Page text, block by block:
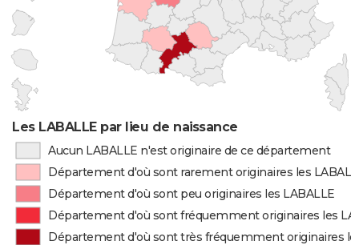
Les LABALLE par lieu de naissance
Aucun LABALLE n'est originaire de ce département
Département d'où sont rarement originaires les
Département d'où sont peu originaires les LABALLE
Département d'où sont fréquemment originaires les
Département d'où sont très fréquemment originaires